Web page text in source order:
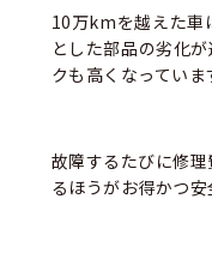
10万kmを越えた車
とした部品の劣化
クも高くなっていま
故障するたびに修
るほうがお得かつ安